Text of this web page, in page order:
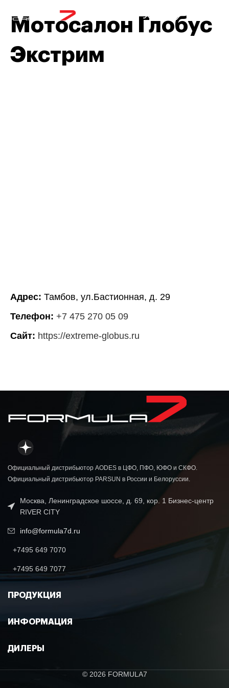
Мотосалон Глобус
Экстрим
Адрес: Тамбов, ул.Бастионная, д. 29
Телефон: +7 475 270 05 09
Сайт: https://extreme-globus.ru
Официальный дистрибьютор AODES в ЦФО, ПФО, ЮФО и СКФО.
Официальный дистрибьютор PARSUN в России и Белоруссии.
Москва, Ленинградское шоссе, д. 69, кор. 1 Бизнес-центр
RIVER CITY
info@formula7d.ru
+7495 649 7070
+7495 649 7077
ПРОДУКЦИЯ
ИНФОРМАЦИЯ
ДИЛЕРЫ
© 2026 FORMULA7